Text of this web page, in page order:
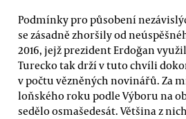
Podmínky pro působení
se zásadně zhoršily od
2016, jejž prezident Erdoğan
Turecko tak drží v tuto chvíli
v počtu vězněných novinářů. Za
loňského roku podle Výboru na
sedělo osmašedesát. Většina z